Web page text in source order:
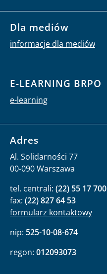
Dla mediów
informacje dla mediów
E-LEARNING BRPO
e-learning
Adres
Al. Solidarności 77
00-090 Warszawa
tel. centrali: (22) 55 17 700
fax: (22) 827 64 53
formularz kontaktowy
nip: 525-10-08-674
regon: 012093073